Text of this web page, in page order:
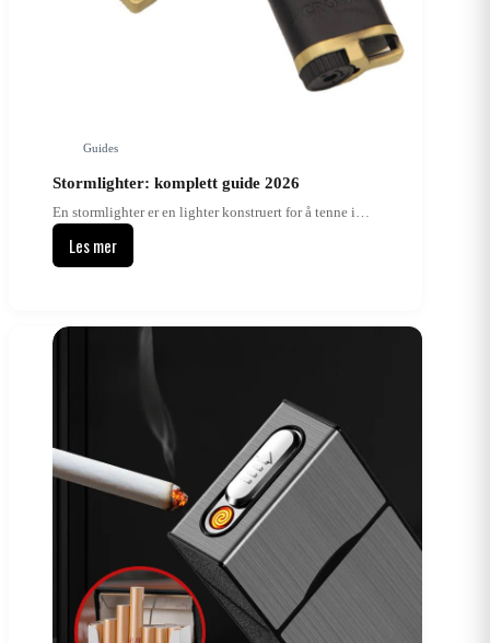
Guides
Stormlighter: komplett guide 2026
En stormlighter er en lighter konstruert for å tenne i…
Les merStormlighter:
2026